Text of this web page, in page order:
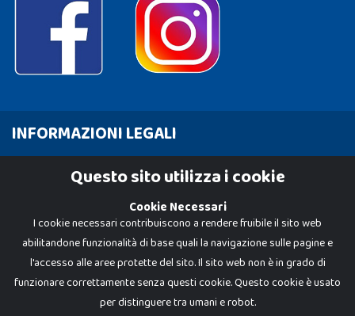
INFORMAZIONI LEGALI
Cookie PolicyQuesto sito utilizza i cookie
Cookie Necessari
I cookie necessari contribuiscono a rendere fruibile il sito web
abilitandone funzionalità di base quali la navigazione sulle pagine e
l'accesso alle aree protette del sito. Il sito web non è in grado di
funzionare correttamente senza questi cookie. Questo cookie è usato
per distinguere tra umani e robot.